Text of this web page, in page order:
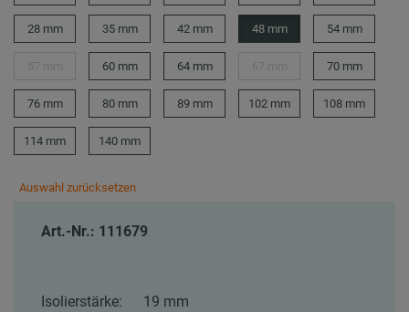
28 mm 35 mm 42 mm 48 mm 54 mm
60 mm 64 mm 70 mm
76 mm 80 mm 89 mm 102 mm 108 mm
114 mm 140 mm
Auswahl zurücksetzen
Art.-Nr.: 111679
Isolierstärke:
19 mm